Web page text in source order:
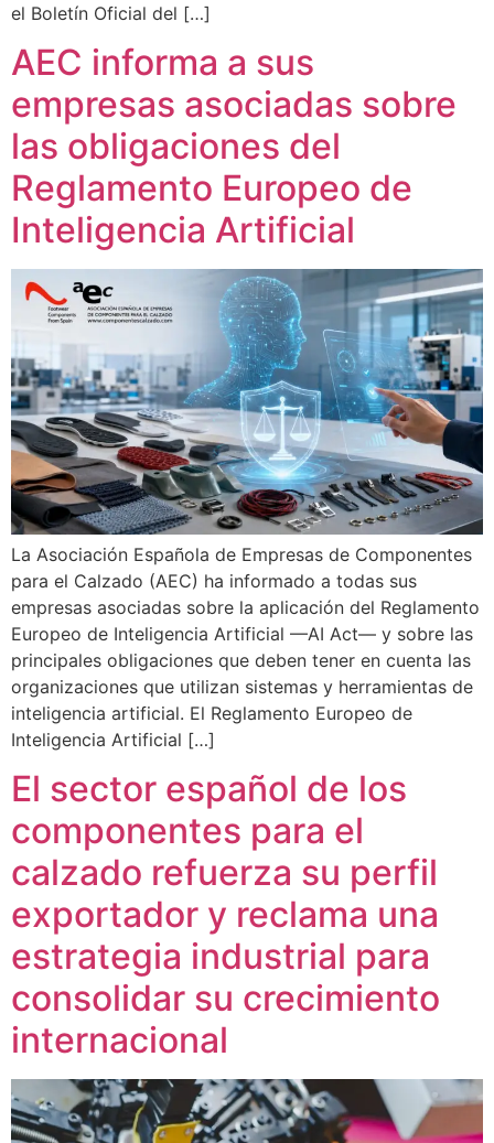
el Boletín Oficial del […]
AEC informa a sus
empresas asociadas sobre
las obligaciones del
Reglamento Europeo de
Inteligencia Artificial
La Asociación Española de Empresas de Componentes
para el Calzado (AEC) ha informado a todas sus
empresas asociadas sobre la aplicación del Reglamento
Europeo de Inteligencia Artificial —AI Act— y sobre las
principales obligaciones que deben tener en cuenta las
organizaciones que utilizan sistemas y herramientas de
inteligencia artificial. El Reglamento Europeo de
Inteligencia Artificial […]
El sector español de los
componentes para el
calzado refuerza su perfil
exportador y reclama una
estrategia industrial para
consolidar su crecimiento
internacional